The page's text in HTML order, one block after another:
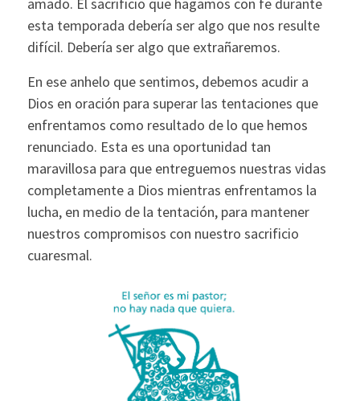
amado. El sacrificio que hagamos con fe durante
esta temporada debería ser algo que nos resulte
difícil. Debería ser algo que extrañaremos.
En ese anhelo que sentimos, debemos acudir a
Dios en oración para superar las tentaciones que
enfrentamos como resultado de lo que hemos
renunciado. Esta es una oportunidad tan
maravillosa para que entreguemos nuestras vidas
completamente a Dios mientras enfrentamos la
lucha, en medio de la tentación, para mantener
nuestros compromisos con nuestro sacrificio
cuaresmal.